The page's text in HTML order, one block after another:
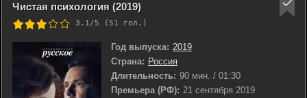
Чистая психология (2019)
3.1/5 (51 гол.)
Год выпуска: 2019
Страна: Россия
Длительность: 90 мин. / 01:30
Премьера (РФ): 21 сентября 2019